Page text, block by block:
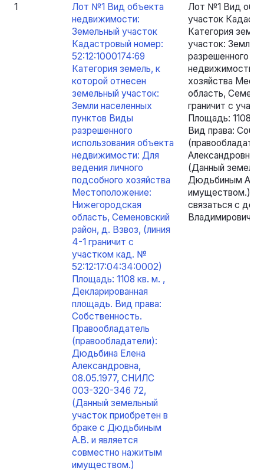
1
Лот №1 Вид объекта
недвижимости:
Земельный участок
Кадастровый номер:
52:12:1000174:69
Категория земель, к
которой отнесен
земельный участок:
Земли населенных
пунктов Виды
разрешенного
использования объекта
недвижимости: Для
ведения личного
подсобного хозяйства
Местоположение:
Нижегородская
область, Семеновский
район, д. Взвоз, (линия
4-1 граничит с
участком кад. №
52:12:17:04:34:0002)
Площадь: 1108 кв. м. ,
Декларированная
площадь. Вид права:
Собственность.
Правообладатель
(правообладатели):
Дюдьбина Елена
Александровна,
08.05.1977, СНИЛС
003-320-346 72,
(Данный земельный
участок приобретен в
браке с Дюдьбиным
А.В. и является
совместно нажитым
имуществом.)
Лот №1 Вид
участок
Категория
участок: Земли
разрешенного
недвижимости:
хозяйства
область,
граничит с
Площадь: 1108
Вид права:
(Данный
Дюдьбиным А.В.
имуществом.)
связаться с